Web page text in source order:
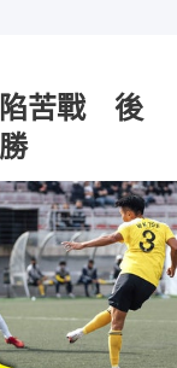
陷苦戰 後